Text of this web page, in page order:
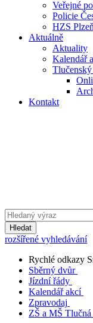
Veřejné
Policie
HZS
Aktuálně
Aktuality
Kalendář
Kontakt
Hledat
rozšířené vyhledávání
Rychlé odkazy
Sběrný dvůr
Jízdní řády
Kalendář akcí
Zpravodaj
ZŠ a MŠ Tlučná